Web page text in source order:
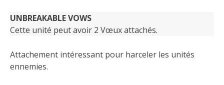
UNBREAKABLE VOWS
Cette unité peut avoir 2 Vœux attachés.
Attachement intéressant pour harceler les unités
ennemies.